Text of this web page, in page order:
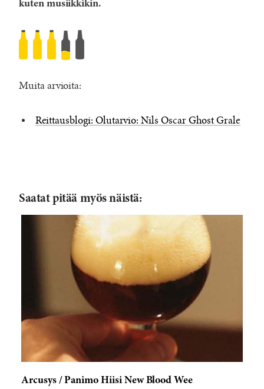
kuten musiikkikin.
Ghost
B.C.
Grale
on
5482
Muita arvioita:
Reittausblogi: Olutarvio: Nils Oscar Ghost Grale
Saatat pitää myös näistä:
Arcusys / Panimo Hiisi New Blood Wee